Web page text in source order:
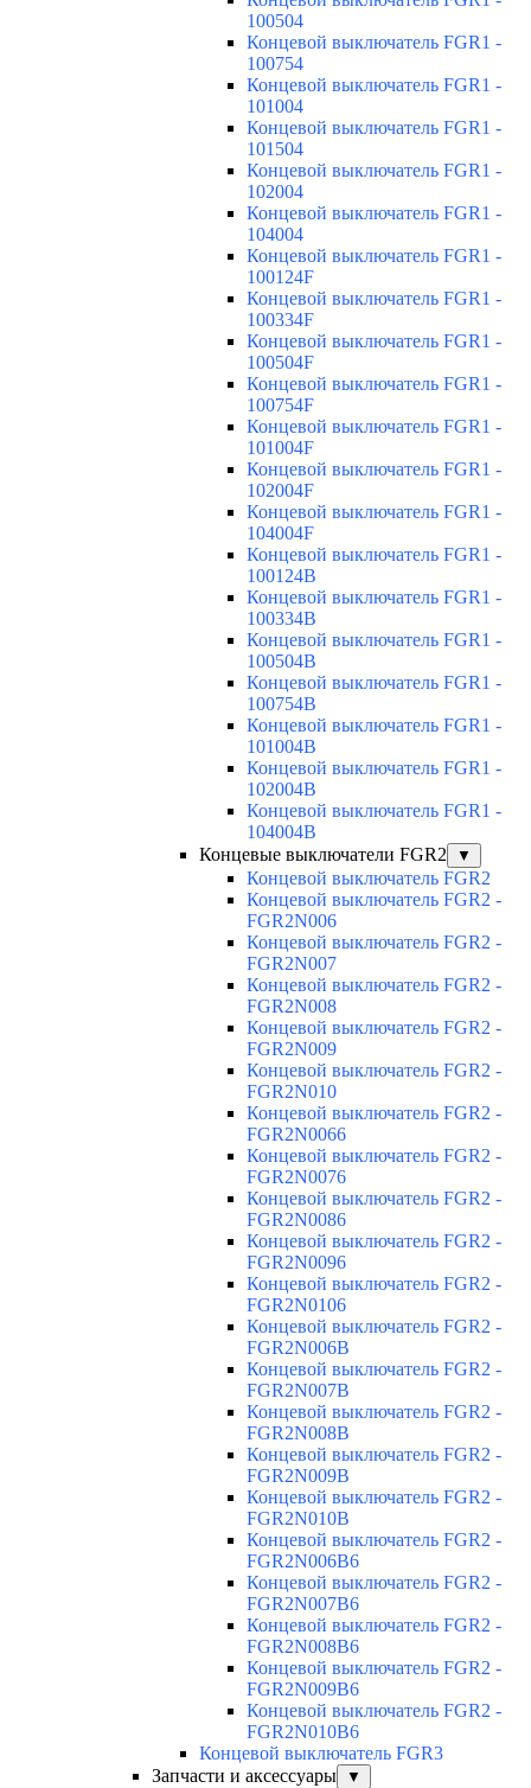
100504
Концевой выключатель FGR1 -
100754
Концевой выключатель FGR1 -
101004
Концевой выключатель FGR1 -
101504
Концевой выключатель FGR1 -
102004
Концевой выключатель FGR1 -
104004
Концевой выключатель FGR1 -
100124F
Концевой выключатель FGR1 -
100334F
Концевой выключатель FGR1 -
100504F
Концевой выключатель FGR1 -
100754F
Концевой выключатель FGR1 -
101004F
Концевой выключатель FGR1 -
102004F
Концевой выключатель FGR1 -
104004F
Концевой выключатель FGR1 -
100124B
Концевой выключатель FGR1 -
100334B
Концевой выключатель FGR1 -
100504B
Концевой выключатель FGR1 -
100754B
Концевой выключатель FGR1 -
101004B
Концевой выключатель FGR1 -
102004B
Концевой выключатель FGR1 -
104004B
Концевые выключатели FGR2
▼
Концевой выключатель FGR2
Концевой выключатель FGR2 -
FGR2N006
Концевой выключатель FGR2 -
FGR2N007
Концевой выключатель FGR2 -
FGR2N008
Концевой выключатель FGR2 -
FGR2N009
Концевой выключатель FGR2 -
FGR2N010
Концевой выключатель FGR2 -
FGR2N0066
Концевой выключатель FGR2 -
FGR2N0076
Концевой выключатель FGR2 -
FGR2N0086
Концевой выключатель FGR2 -
FGR2N0096
Концевой выключатель FGR2 -
FGR2N0106
Концевой выключатель FGR2 -
FGR2N006B
Концевой выключатель FGR2 -
FGR2N007B
Концевой выключатель FGR2 -
FGR2N008B
Концевой выключатель FGR2 -
FGR2N009B
Концевой выключатель FGR2 -
FGR2N010B
Концевой выключатель FGR2 -
FGR2N006B6
Концевой выключатель FGR2 -
FGR2N007B6
Концевой выключатель FGR2 -
FGR2N008B6
Концевой выключатель FGR2 -
FGR2N009B6
Концевой выключатель FGR2 -
FGR2N010B6
Концевой выключатель FGR3
Запчасти и аксессуары
▼